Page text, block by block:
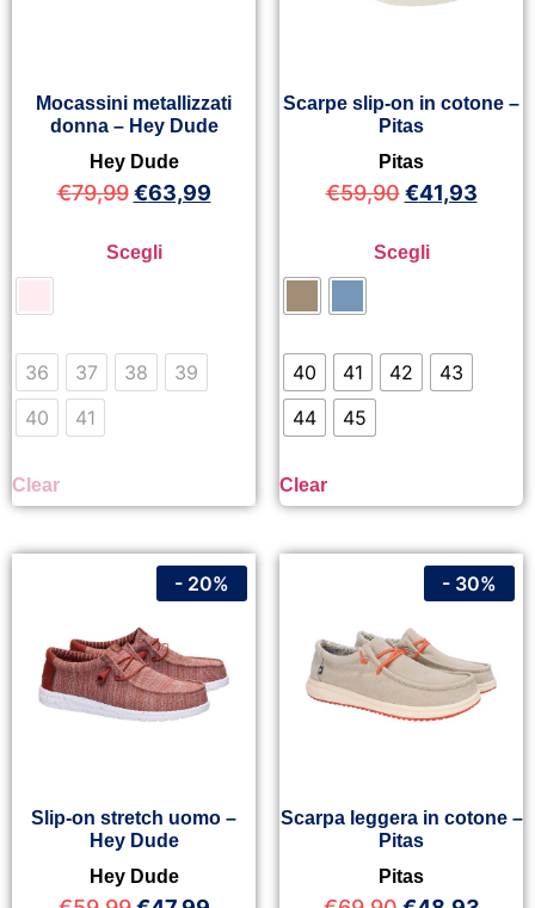
Mocassini metallizzati
donna – Hey Dude
Hey Dude
€79,99 €63,99
Scegli
36 37 38
39
40
41
Clear
Scarpe slip-on in cotone –
Pitas
Pitas
€59,90 €41,93
Scegli
40 41 42
43
44
45
Clear
Slip-on stretch uomo –
Hey Dude
Hey Dude
- 20%
Scarpa leggera in cotone –
Pitas
Pitas
- 30%